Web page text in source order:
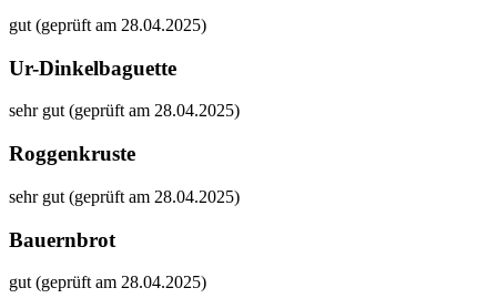
gut (geprüft am 28.04.2025)
Ur-Dinkelbaguette
sehr gut (geprüft am 28.04.2025)
Roggenkruste
sehr gut (geprüft am 28.04.2025)
Bauernbrot
gut (geprüft am 28.04.2025)